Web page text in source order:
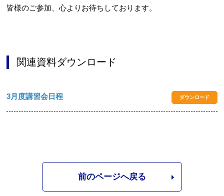
皆様のご参加、心よりお待ちしております。
関連資料ダウンロード
3月度講習会日程 ダウンロード
前のページへ戻る